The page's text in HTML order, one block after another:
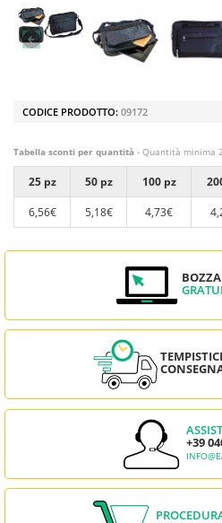
CODICE PRODOTTO: 09172
Tabella sconti per quantità - Quantità minima
25 pz 50 pz 100 pz
6,56€
5,18€ 4,73€
+39